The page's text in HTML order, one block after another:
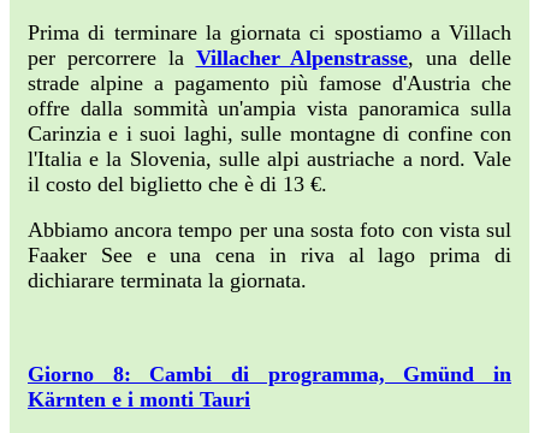
Prima di terminare la giornata ci spostiamo a Villach
per percorrere la Villacher Alpenstrasse, una delle
strade alpine a pagamento più famose d'Austria che
offre dalla sommità un'ampia vista panoramica sulla
Carinzia e i suoi laghi, sulle montagne di confine con
l'Italia e la Slovenia, sulle alpi austriache a nord. Vale
il costo del biglietto che è di 13 €.
Abbiamo ancora tempo per una sosta foto con vista sul
Faaker See e una cena in riva al lago prima di
dichiarare terminata la giornata.
Giorno 8: Cambi di programma, Gmünd in
Kärnten e i monti Tauri